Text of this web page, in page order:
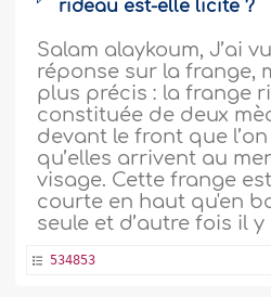
rideau est-elle licite ?
Salam alaykoum, J’ai
réponse sur la frange,
plus précis : la frange
constituée de deux
devant le front que
qu’elles arrivent au
visage. Cette frange
courte en haut qu'en
seule et d’autre fois il y
534853